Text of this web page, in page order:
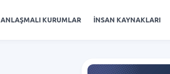
ANLAŞMALI KURUMLAR İNSAN KAYNAKLARI